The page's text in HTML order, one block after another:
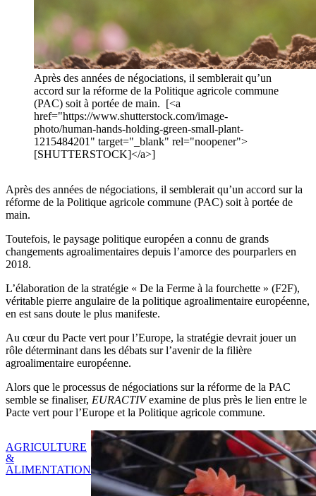
Après des années de négociations, il semblerait qu’un
accord sur la réforme de la Politique agricole commune
(PAC) soit à portée de main. [<a
href="https://www.shutterstock.com/image-
photo/human-hands-holding-green-small-plant-
1215484201" target="_blank" rel="noopener">
[SHUTTERSTOCK]</a>]
Après des années de négociations, il semblerait qu’un accord sur la
réforme de la Politique agricole commune (PAC) soit à portée de
main.
Toutefois, le paysage politique européen a connu de grands
changements agroalimentaires depuis l’amorce des pourparlers en
2018.
L’élaboration de la stratégie « De la Ferme à la fourchette » (F2F),
véritable pierre angulaire de la politique agroalimentaire européenne,
en est sans doute le plus manifeste.
Au cœur du Pacte vert pour l’Europe, la stratégie devrait jouer un
rôle déterminant dans les débats sur l’avenir de la filière
agroalimentaire européenne.
Alors que le processus de négociations sur la réforme de la PAC
semble se finaliser, EURACTIVexamine de plus près le lien entre le
Pacte vert pour l’Europe et la Politique agricole commune.
AGRICULTURE
&
ALIMENTATION